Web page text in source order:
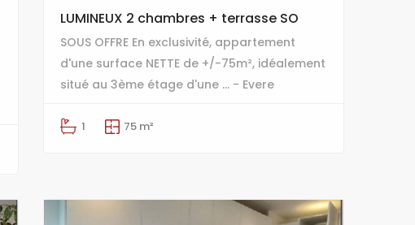
LUMINEUX 2 chambres + terrasse SO
SOUS OFFRE En exclusivité, appartement
d'une surface NETTE de +/-75m², idéalement
situé au 3ème étage d'une ... - Evere
1 75 m²